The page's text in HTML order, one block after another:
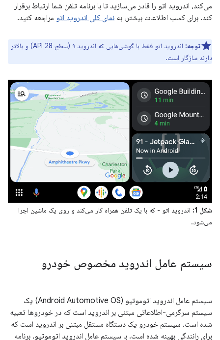
می‌کند، اندروید اتو را قادر می‌سازید تا با برنامه تلفن شما ارتباط برقرار
کند. برای کسب اطلاعات بیشتر، به نمای کلی اندروید اتو مراجعه کنید.
توجه:
اندروید اتو فقط با گوشی‌هایی که اندروید ۹ (سطح API 28) و بالاتر
دارند سازگار است.
شکل 1:
اندروید اتو - که با یک تلفن همراه کار می‌کند و روی یک ماشین اجرا
می‌شود.
سیستم عامل اندروید مخصوص خودرو
سیستم عامل اندروید اتوموتیو (Android Automotive OS) یک
سیستم سرگرمی-اطلاعاتی مبتنی بر اندروید است که در خودروها تعبیه
شده است. سیستم خودرو یک دستگاه مستقل مبتنی بر اندروید است که
برای رانندگی بهینه شده است. با سیستم عامل اندروید اتوموتیو، برنامه